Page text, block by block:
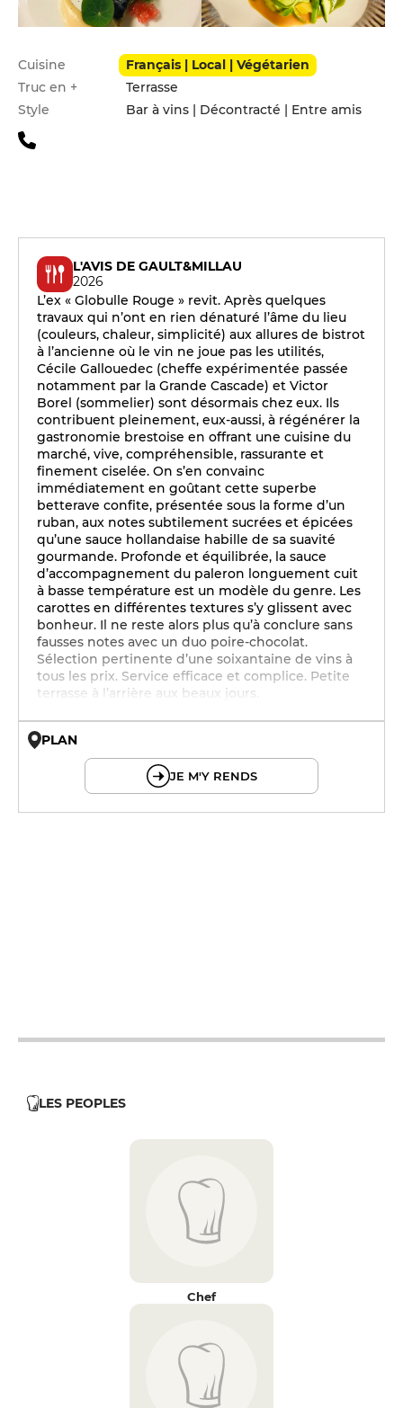
Infos pratiques
Cuisine
Français | Local | Végétarien
Truc en +
Terrasse
Style
Bar à vins | Décontracté | Entre amis
L'AVIS DE GAULT&MILLAU
2026
L’ex « Globulle Rouge » revit. Après quelques
travaux qui n’ont en rien dénaturé l’âme du lieu
(couleurs, chaleur, simplicité) aux allures de bistrot
à l’ancienne où le vin ne joue pas les utilités,
Cécile Gallouedec (cheffe expérimentée passée
notamment par la Grande Cascade) et Victor
Borel (sommelier) sont désormais chez eux. Ils
contribuent pleinement, eux-aussi, à régénérer la
gastronomie brestoise en offrant une cuisine du
marché, vive, compréhensible, rassurante et
finement ciselée. On s’en convainc
immédiatement en goûtant cette superbe
betterave confite, présentée sous la forme d’un
ruban, aux notes subtilement sucrées et épicées
qu’une sauce hollandaise habille de sa suavité
gourmande. Profonde et équilibrée, la sauce
d’accompagnement du paleron longuement cuit
à basse température est un modèle du genre. Les
carottes en différentes textures s’y glissent avec
bonheur. Il ne reste alors plus qu’à conclure sans
fausses notes avec un duo poire-chocolat.
Sélection pertinente d’une soixantaine de vins à
tous les prix. Service efficace et complice. Petite
terrasse à l’arrière aux beaux jours.
PLAN
JE M'Y RENDS
LES PEOPLES
Chef